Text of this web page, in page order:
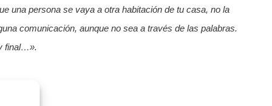
una persona se vaya a otra habitación de tu casa, no la
comunicación, aunque no sea a través de las palabras.
final…».